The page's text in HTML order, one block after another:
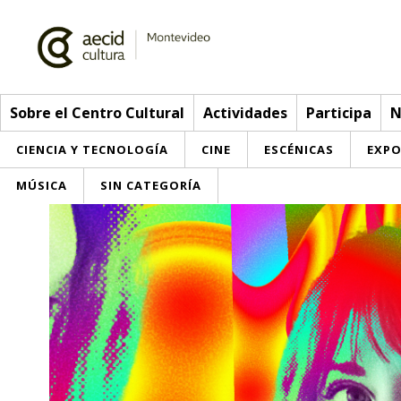
Sobre el Centro Cultural Actividades Participa
CIENCIA Y TECNOLOGÍA CINE ESCÉNICAS
MÚSICA SIN CATEGORÍA
Sobre el Centro Cultural
Red AECID
Equipo
Instalaciones
Visítanos
Actividades
> Ir a Actividades
Esta semana
Inscripciones
Participa
Envíanos tu propuesta
Buzón de sugerencias
Noticias
Convocatorias